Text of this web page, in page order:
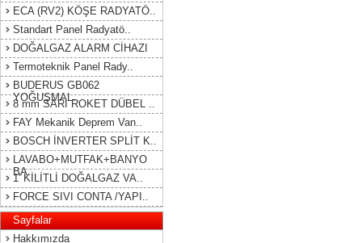
ECA (RV2) KÖŞE RADYATÖ..
Standart Panel Radyatö..
DOĞALGAZ ALARM CİHAZI
Termoteknik Panel Rady..
BUDERUS GB062
YOĞUŞMAL..
8 mm SARI ROKET DÜBEL ..
FAY Mekanik Deprem Van..
BOSCH İNVERTER SPLİT K..
LAVABO+MUTFAK+BANYO
BA..
1' KİLİTLİ DOĞALGAZ VA..
FORCE SIVI CONTA /YAPI..
Sayfalar
Hakkımızda